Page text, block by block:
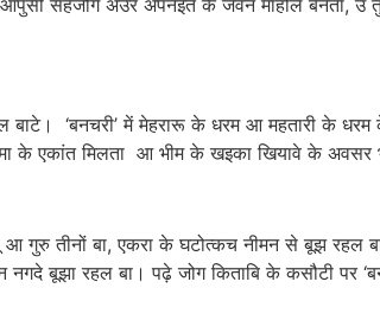
सहजोग अउर अपनइत के जवन माहौल बनता,
‘बनचरी’ में मेहरारू के धरम आ महतारी के धरम
के एकांत मिलता आ भीम के खइका खियावे के अवसर
गुरु तीनों बा, एकरा के घटोत्कच नीमन से बूझ रहल
बूझा रहल बा। पढ़े जोग किताबि के कसौटी पर